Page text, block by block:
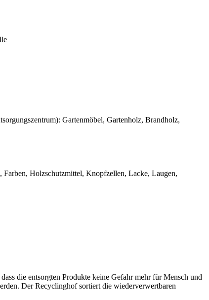
Gartenmöbel, Gartenholz, Brandholz,
Holzschutzmittel, Knopfzellen, Lacke, Laugen,
die entsorgten Produkte keine Gefahr mehr für Mensch und
Der Recyclinghof sortiert die wiederverwertbaren